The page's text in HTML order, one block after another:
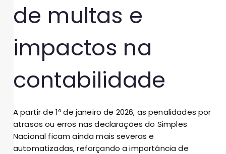
de multas e
impactos na
contabilidade
A partir de 1º de janeiro de 2026, as penalidades por
atrasos ou erros nas declarações do Simples
Nacional ficam ainda mais severas e
automatizadas, reforçando a importância de